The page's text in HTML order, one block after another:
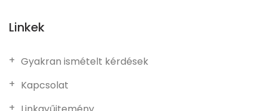
Linkek
Gyakran ismételt kérdések
Kapcsolat